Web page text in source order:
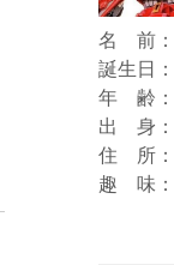
名 前：
誕生日
年 齢：
出 身：
住 所：
趣 味：
おも